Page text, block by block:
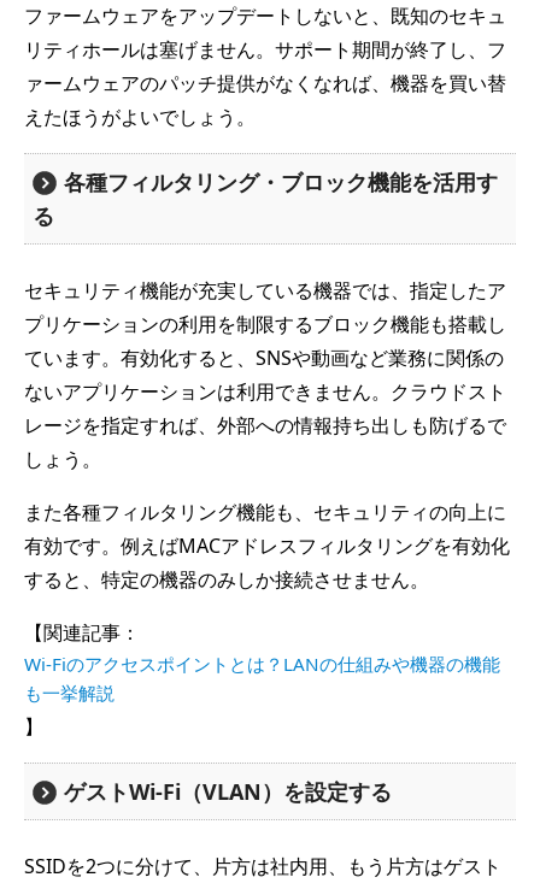
ファームウェアをアップデートしないと、既知のセキュ
リティホールは塞げません。サポート期間が終了し、フ
ァームウェアのパッチ提供がなくなれば、機器を買い替
えたほうがよいでしょう。
各種フィルタリング・ブロック機能を活用す
る
セキュリティ機能が充実している機器では、指定したア
プリケーションの利用を制限するブロック機能も搭載し
ています。有効化すると、SNSや動画など業務に関係の
ないアプリケーションは利用できません。クラウドスト
レージを指定すれば、外部への情報持ち出しも防げるで
しょう。
また各種フィルタリング機能も、セキュリティの向上に
有効です。例えばMACアドレスフィルタリングを有効化
すると、特定の機器のみしか接続させません。
【関連記事：
Wi-Fiのアクセスポイントとは？LANの仕組みや機器の機能
も一挙解説
】
ゲストWi-Fi（VLAN）を設定する
SSIDを2つに分けて、片方は社内用、もう片方はゲスト